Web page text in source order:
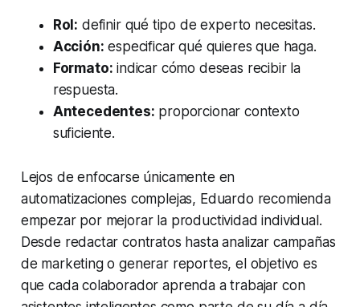
Rol: definir qué tipo de experto necesitas.
Acción: especificar qué quieres que haga.
Formato: indicar cómo deseas recibir la
respuesta.
Antecedentes: proporcionar contexto
suficiente.
Lejos de enfocarse únicamente en
automatizaciones complejas, Eduardo recomienda
empezar por mejorar la productividad individual.
Desde redactar contratos hasta analizar campañas
de marketing o generar reportes, el objetivo es
que cada colaborador aprenda a trabajar con